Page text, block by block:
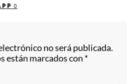
0
no será publicada.
están marcados con *